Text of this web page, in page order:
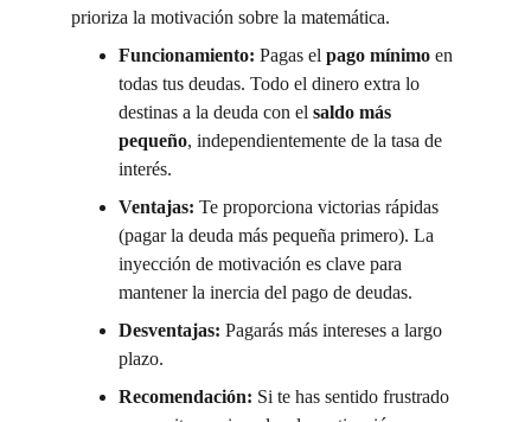
prioriza la motivación sobre la matemática.
Funcionamiento: Pagas el pago mínimo en
todas tus deudas. Todo el dinero extra lo
destinas a la deuda con el saldo más
pequeño, independientemente de la tasa de
interés.
Ventajas: Te proporciona victorias rápidas
(pagar la deuda más pequeña primero). La
inyección de motivación es clave para
mantener la inercia del pago de deudas.
Desventajas: Pagarás más intereses a largo
plazo.
Recomendación: Si te has sentido frustrado